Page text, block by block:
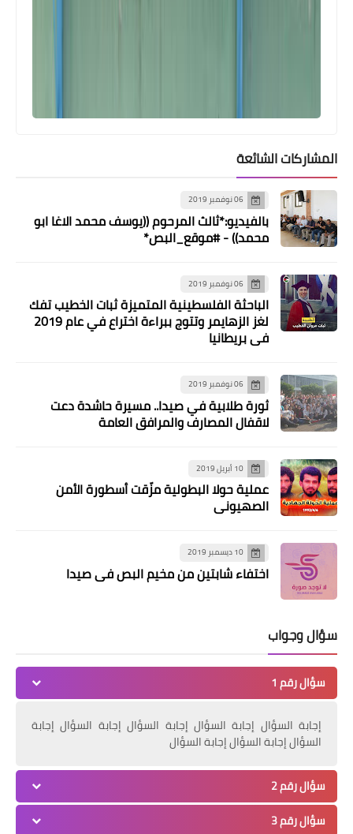
وفات
*المرحومة "آمنة عبد الغني طه" ام رامي
درويش في ذمة الله*
المشاركات الشائعة
06 نوفمبر 2019
بالفيديو:*ثالث المرحوم ((يوسف محمد الاغا ابو
محمد)) - #موقع_البص*
06 نوفمبر 2019
الباحثة الفلسطينية المتميزة ثبات الخطيب تفك
لغز الزهايمر وتتوج ببراءة اختراع في عام 2019
في بريطانيا
06 نوفمبر 2019
ثورة طلابية في صيدا.. مسيرة حاشدة دعت
لاقفال المصارف والمرافق العامة
10 أبريل 2019
عملية حولا البطولية مزّقت أسطورة الأمن
الصهيوني
10 ديسمبر 2019
اختفاء شابتين من مخيم البص في صيدا
سؤال وجواب
سؤال رقم 1
إجابة السؤال إجابة السؤال إجابة السؤال إجابة السؤال إجابة
السؤال إجابة السؤال إجابة السؤال
سؤال رقم 2
سؤال رقم 3